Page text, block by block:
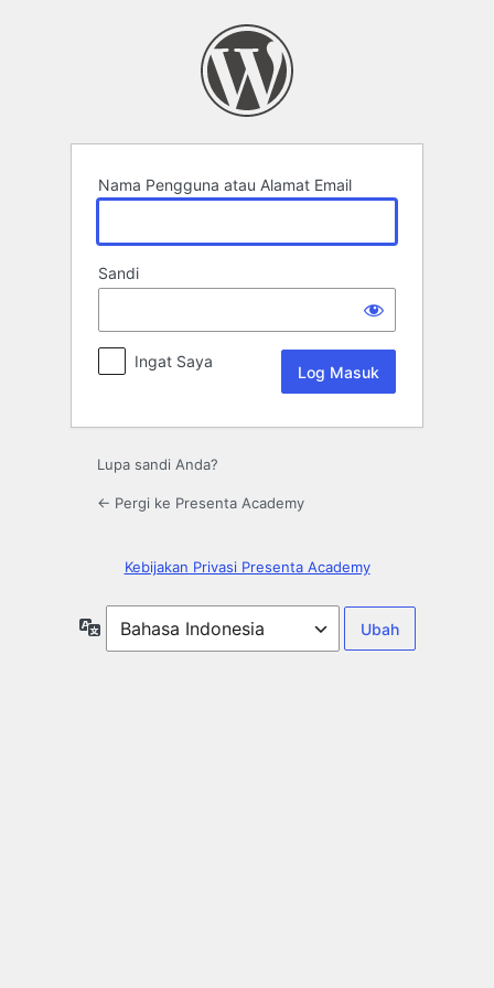
Nama Pengguna atau Alamat Email
Sandi
Ingat Saya
Lupa sandi Anda?
← Pergi ke Presenta Academy
Kebijakan Privasi Presenta Academy
Bahasa